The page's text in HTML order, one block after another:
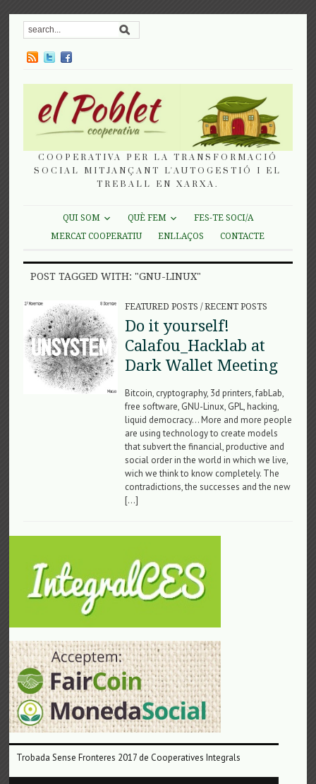
COOPERATIVA PER LA TRANSFORMACIÓ
SOCIAL MITJANÇANT L'AUTOGESTIÓ I EL
TREBALL EN XARXA.
QUI SOM QUÈ FEM
FES-TE SOCI/A
MERCAT COOPERATIU
ENLLAÇOS CONTACTE
POST TAGGED WITH: "GNU-LINUX"
FEATURED POSTS /RECENT POSTS
Do it yourself!
Calafou_Hacklab at
Dark Wallet Meeting
Bitcoin, cryptography, 3d printers, fabLab,
free software, GNU-Linux, GPL, hacking,
liquid democracy… More and more people
are using technology to create models
that subvert the financial, productive and
social order in the world in which we live,
wich we think to know completely. The
contradictions, the successes and the new
[…]
Trobada Sense Fronteres 2017 de Cooperatives Integrals